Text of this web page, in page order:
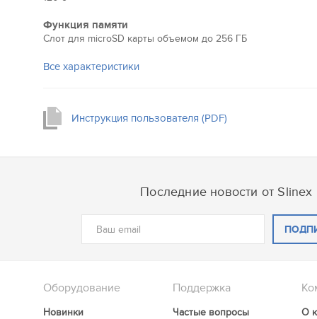
Позаботьтесь о вашей безопасности
Ваш дом всегда будет в безопасности. Sonik 7 Cloud
программным детектором движения, а также
наблюдения и всегда быть в курсе того, что
Функция памяти
Слот для microSD карты объемом до 256 ГБ
Все характеристики
Инструкция пользователя (PDF)
Последние новости от Slinex
Оборудование
Новинки
Поддержка
Частые вопросы
О